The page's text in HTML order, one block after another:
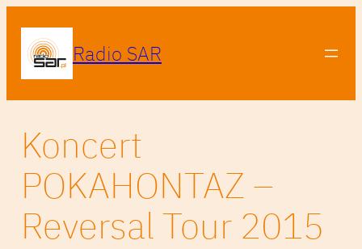
Radio SAR
Koncert
POKAHONTAZ –
Reversal Tour 2015